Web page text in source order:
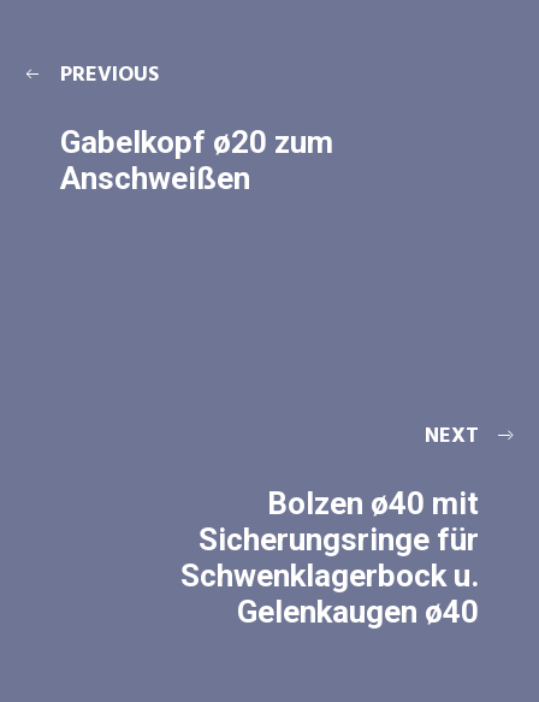
PREVIOUS
Gabelkopf ø20 zum
Anschweißen
NEXT
Bolzen ø40 mit
Sicherungsringe für
Schwenklagerbock u.
Gelenkaugen ø40